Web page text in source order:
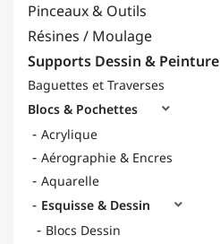
Pinceaux & Outils
Résines / Moulage
Supports Dessin & Peinture
Baguettes et Traverses
Blocs & Pochettes

Acrylique
Aérographie & Encres
Aquarelle
Esquisse & Dessin

Blocs Dessin